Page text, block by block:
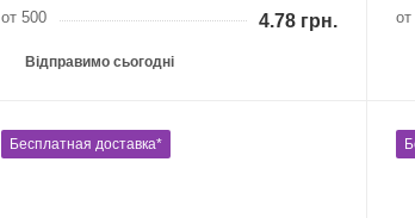
от 500 4.78грн.
Відправимо сьогодні
Бесплатная доставка*